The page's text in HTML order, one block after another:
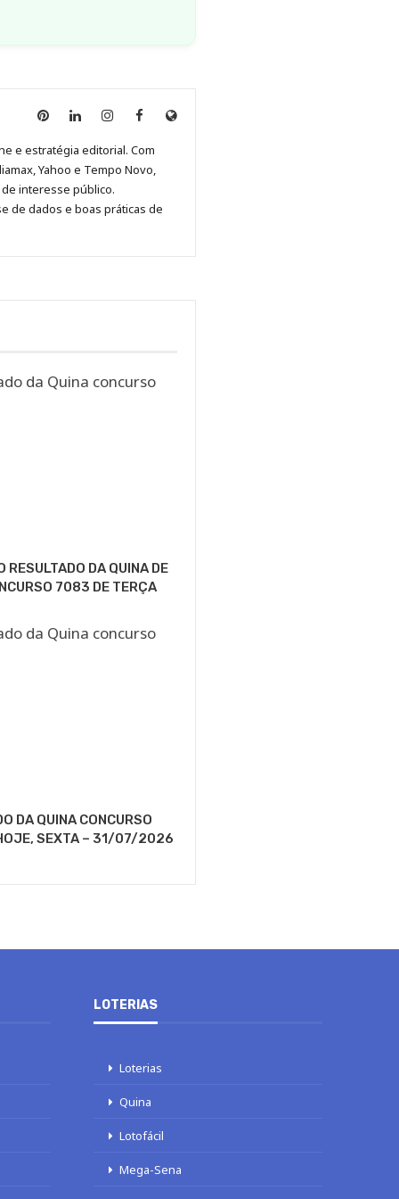
Anny
no
Pinterest
Anny
no
LinkedIn
Anny
no
Instagram
Anny
no
Facebook
Site
e estratégia editorial. Com
Yahoo e Tempo Novo,
interesse público.
de dados e boas práticas de
RESULTADO DA QUINA DE
7083 DE TERÇA
DA QUINA CONCURSO
SEXTA – 31/07/2026
LOTERIAS
Loterias
Quina
Lotofácil
Mega-Sena